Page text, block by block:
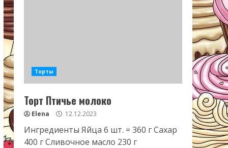
Торты
Торт Птичье молоко
Elena 12.12.2023
Ингредиенты Яйца 6 шт. = 360 г Сахар
400 г Сливочное масло 230 г